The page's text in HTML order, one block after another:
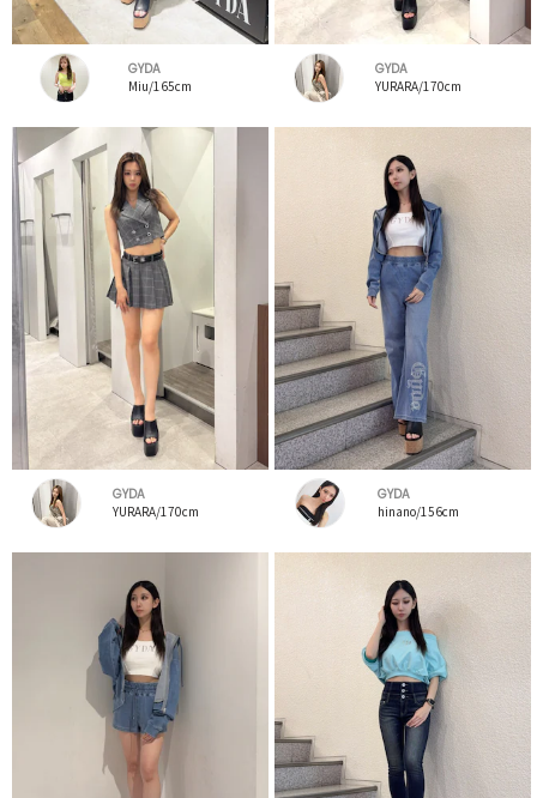
GYDA
Miu/165cm
GYDA
YURARA/170cm
GYDA
YURARA/170cm
GYDA
hinano/156cm